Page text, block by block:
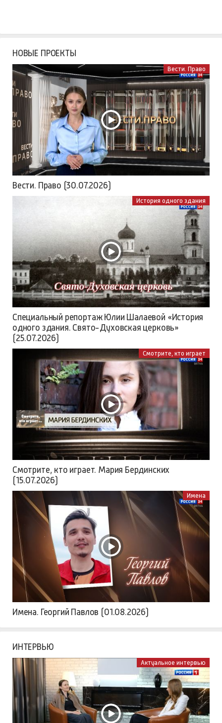
НОВЫЕ ПРОЕКТЫ
Вести. Право
Вести. Право (30.07.2026)
История одного здания
Специальный репортаж Юлии Шалаевой «История
одного здания. Свято-Духовская церковь»
(25.07.2026)
Смотрите, кто играет
Смотрите, кто играет. Мария Бердинских
(15.07.2026)
Имена
Имена. Георгий Павлов (01.08.2026)
ИНТЕРВЬЮ
Актуальное интервью